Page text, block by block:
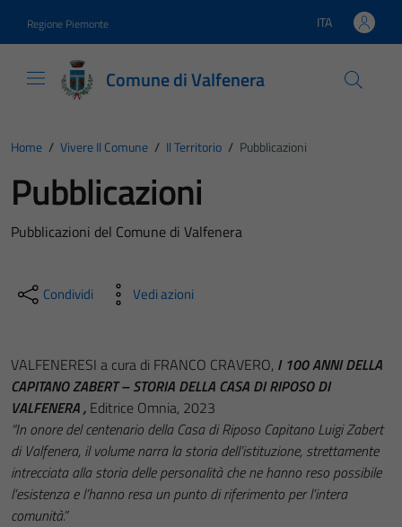
Regione Piemonte Lingua attiva:
ITA
Comune di Valfenera
Home / Vivere Il Comune / Il Territorio / Pubblicazioni
Pubblicazioni
Pubblicazioni del Comune di Valfenera
Condividi Vedi azioni
VALFENERESI a cura di FRANCO CRAVERO, I 100 ANNI DELLA
CAPITANO ZABERT – STORIA DELLA CASA DI RIPOSO DI
VALFENERA, Editrice Omnia, 2023
“In onore del centenario della Casa di Riposo Capitano Luigi Zabert
di Valfenera, il volume narra la storia dell’istituzione, strettamente
intrecciata alla storia delle personalità che ne hanno reso possibile
l’esistenza e l’hanno resa un punto di riferimento per l’intera
comunità.”